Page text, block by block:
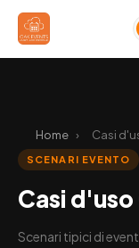
Home › Casi
SCENARI EVENTO
Casi d'uso
Scenari tipici di